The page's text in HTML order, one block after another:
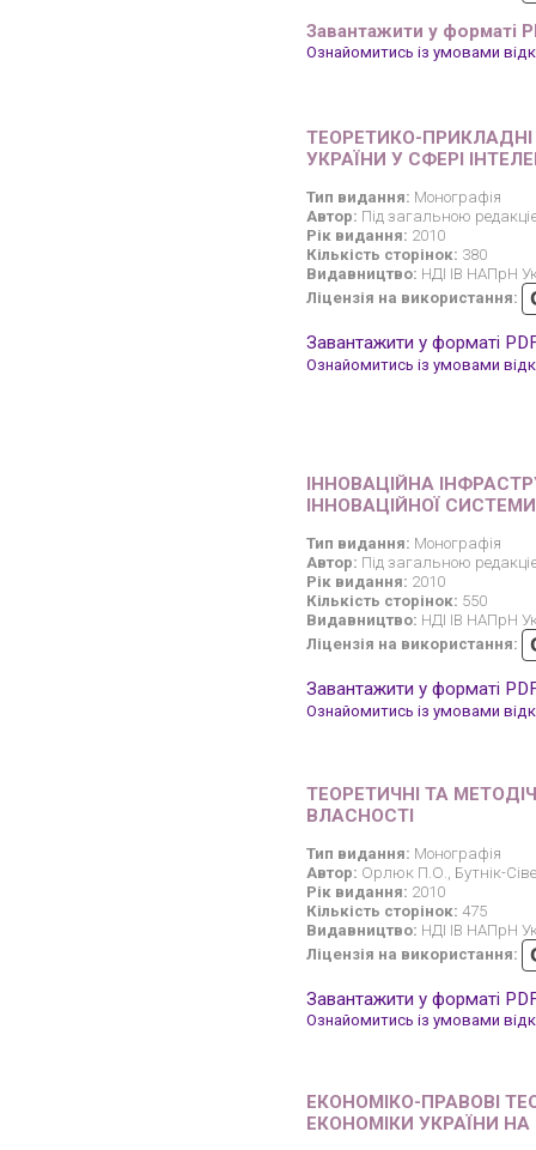
Завантажити у форматі
Ознайомитись із умовами
ТЕОРЕТИКО-
УКРАЇНИ У СФЕРІ
Тип видання: Монографія
Автор: Під загальною
Рік видання: 2010
Кількість сторінок: 380
Видавництво: НДІ ІВ НАПрН
Ліцензія на використання:
Завантажити у форматі
Ознайомитись із умовами
ІННОВАЦІЙНА
ІННОВАЦІЙНОЇ
Тип видання: Монографія
Автор: Під загальною
Рік видання: 2010
Кількість сторінок: 550
Видавництво: НДІ ІВ НАПрН
Ліцензія на використання:
Завантажити у форматі
Ознайомитись із умовами
ТЕОРЕТИЧНІ ТА
ВЛАСНОСТІ
Тип видання: Монографія
Автор: Орлюк П.О., Бутнік-
Рік видання: 2010
Кількість сторінок: 475
Видавництво: НДІ ІВ НАПрН
Ліцензія на використання:
Завантажити у форматі
Ознайомитись із умовами
ЕКОНОМІКО-ПРАВОВІ
ЕКОНОМІКИ УКРАЇНИ